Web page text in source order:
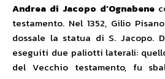
Andrea di Jacopo d’Ognabene
testamento. Nel 1352, Gilio
dossale la statua di S. Jacopo.
eseguiti due paliotti laterali:
del Vecchio testamento, fu